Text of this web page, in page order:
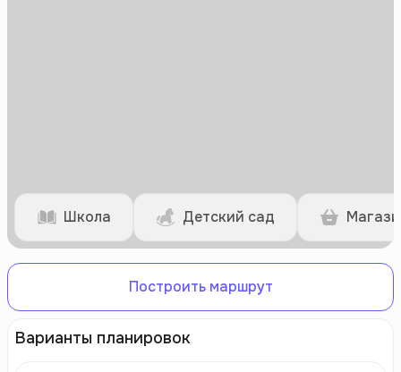
Школа Детский сад
Построить маршрут
Варианты планировок